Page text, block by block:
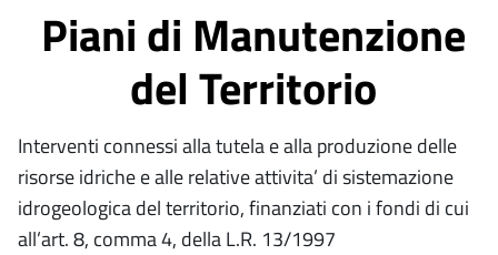
Piani di Manutenzione
del Territorio
Interventi connessi alla tutela e alla produzione delle
risorse idriche e alle relative attivita’ di sistemazione
idrogeologica del territorio, finanziati con i fondi di cui
all’art. 8, comma 4, della L.R. 13/1997